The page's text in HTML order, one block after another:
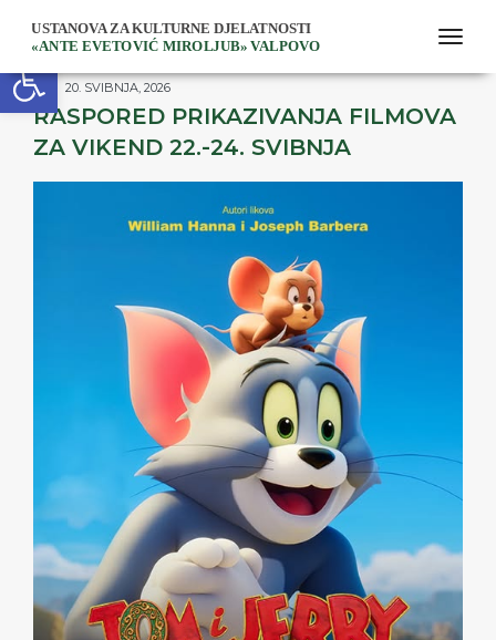
Open toolbar
20. SVIBNJA, 2026
RASPORED PRIKAZIVANJA FILMOVA
ZA VIKEND 22.-24. SVIBNJA